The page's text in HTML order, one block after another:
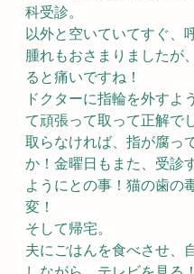
科受診。
以外と空いていてすぐ、
腫れもおさまりましたが
ると痛いですね！
ドクターに指輪を外すよ
て頑張って取って正解で
取らなければ、指が腐っ
か！金曜日もまた、受診
ようにとの事！猫の歯の
変！
そして帰宅。
夫にごはんを食べさせ、